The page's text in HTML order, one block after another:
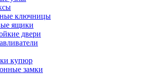
ключницы
ящики
двери
купюр
замки